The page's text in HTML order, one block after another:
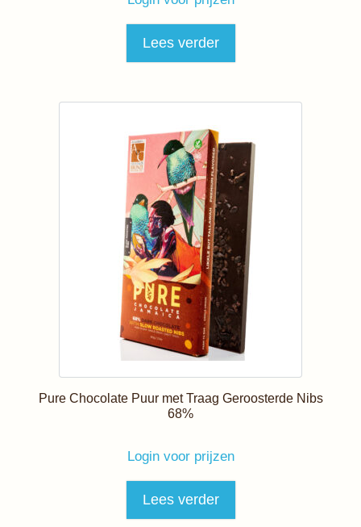
Lees verder
Pure Chocolate Puur met Traag Geroosterde Nibs
68%
Login voor prijzen
Lees verder